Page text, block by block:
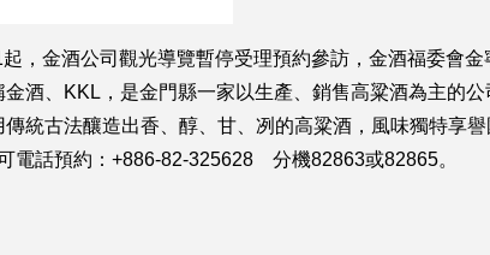
，金酒公司觀光導覽暫停受理預約參訪，金酒福委會
酒、KKL，是金門縣一家以生產、銷售高粱酒為主的
統古法釀造出香、醇、甘、冽的高粱酒，風味獨特享
電話預約：+886-82-325628 分機82863或82865。